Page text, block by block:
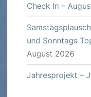
Check In –
und Sonntags
August 2026
Jahresprojekt –